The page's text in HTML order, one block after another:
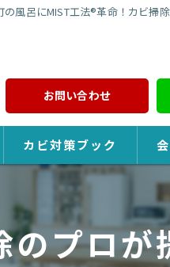
の風呂にMIST工法®革命！カビ掃
お問い合わせ
カビ対策ブック
プロが